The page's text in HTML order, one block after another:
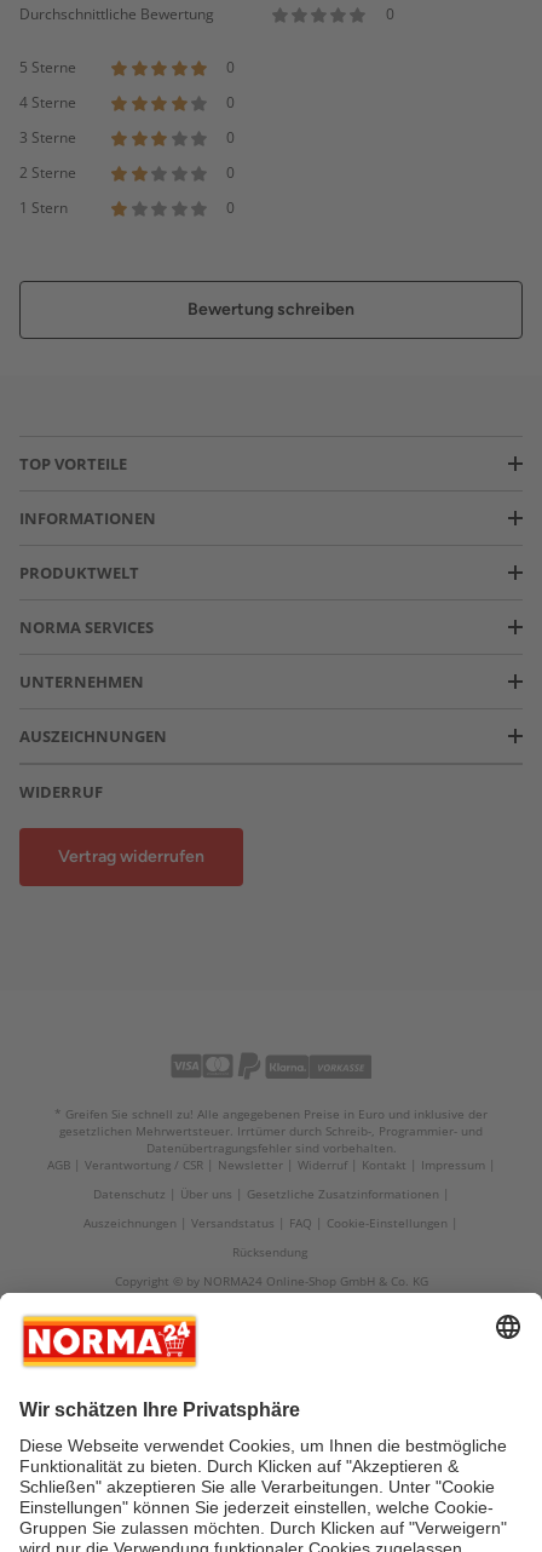
Durchschnittliche Bewertung 0
5 Sterne
0
4 Sterne
0
3 Sterne
0
2 Sterne
0
1 Stern
0
Bewertung schreiben
TOP VORTEILE
INFORMATIONEN
PRODUKTWELT
NORMA SERVICES
UNTERNEHMEN
AUSZEICHNUNGEN
WIDERRUF
Vertrag widerrufen
* Greifen Sie schnell zu! Alle angegebenen Preise in Euro und inklusive der
gesetzlichen Mehrwertsteuer. Irrtümer durch Schreib-, Programmier- und
Datenübertragungsfehler sind vorbehalten.
AGB
Verantwortung / CSR Newsletter Widerruf Kontakt
Impressum
Datenschutz
Über uns
Gesetzliche Zusatzinformationen
Auszeichnungen
Versandstatus FAQ
Cookie-Einstellungen
Rücksendung
Copyright © by NORMA24 Online-Shop GmbH & Co. KG